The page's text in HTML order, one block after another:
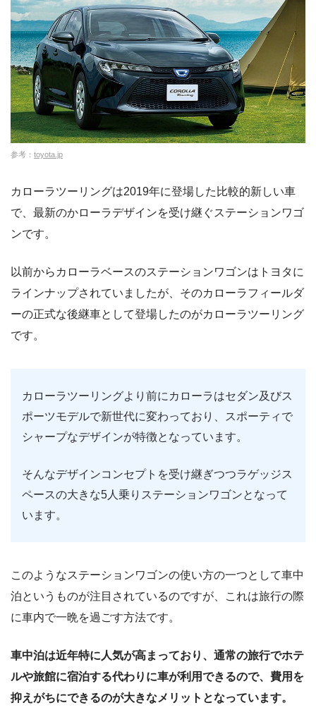
参考： toyota.jp
カローラツーリングは2019年に登場した比較的新しい車
で、最新のかローラデザインを受け継ぐステーションワゴ
ンです。
以前からカローラベースのステーションワゴンはトヨタに
ラインナップされていましたが、そのカローラフィールダ
ーの正式な後継車として登場したのがカローラツーリング
です。
カローラツーリングより前にカローラはセダン及びス
ポーツモデルで新世代に変わっており、スポーティで
シャープなデザインが特徴となっています。
そんなデザインコンセプトを受け継ぎつつラゲッジス
ペースの大きな5人乗りステーションワゴンとなって
います。
このようなステーションワゴンの使い方の一つとして車中
泊というものが注目されているのですが、これは旅行の際
に車内で一晩を過ごす方法です。
車中泊は近年特に人気が高まっており、通常の旅行でホテ
ルや旅館に宿泊する代わりに車が利用できるので、費用を
抑えがちにできるのが大きなメリットとなっています。